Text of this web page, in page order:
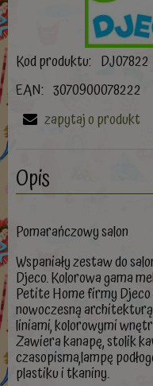
Kod produktu: DJ07822
EAN: 3070900078222
zapytaj o produkt
Opis
Pomarańczowy salon
Wspaniały zestaw do
Djeco. Kolorowa gama
Petite Home firmy
nowoczesną
liniami, kolorowymi
Zawiera kanapę, stolik
czasopisma,lampę
plastiku i tkaniny.